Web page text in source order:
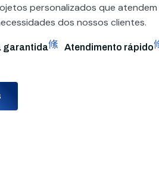
personalizados que
dos nossos clientes.
garantida Atendimento rápido